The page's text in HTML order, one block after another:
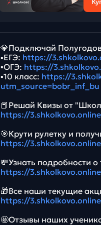
💎Подключай
▪️ЕГЭ: https://
▪️ОГЭ: https://
▪️10 класс: https://
utm_source=bobr_inf_bu
📕Решай Квизы от
https://
🎯Крути рулетку и
https://
💸Узнать подробности
https://
🎁Все наши текущие
https://
🤩Отзывы наших